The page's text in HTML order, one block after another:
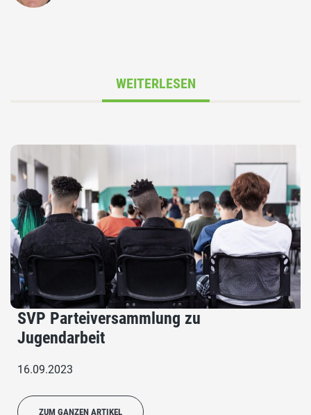
WEITERLESEN
SVP Parteiversammlung zu
Jugendarbeit
16.09.2023
ZUM GANZEN ARTIKEL